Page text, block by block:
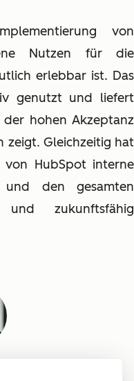
von
Nutzen für die
erlebbar ist. Das
genutzt und liefert
hohen Akzeptanz
zeigt. Gleichzeitig hat
von HubSpot interne
den gesamten
zukunftsfähig